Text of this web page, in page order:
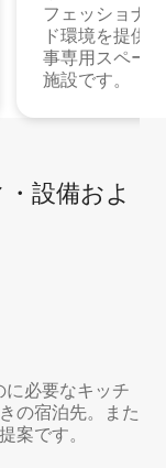
フェッショナ
ド環境を提供
事専用スペー
施設です。
設⁠備⁠およ
必要なキッチ
の宿泊先。また
案です。